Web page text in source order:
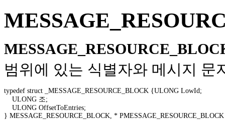
범위에 있는 식별자와 메시지 문
typedef struct _MESSAGE_RESOURCE_BLOCK {ULONG LowId;
    ULONG 조;
    ULONG OffsetToEntries;
} MESSAGE_RESOURCE_BLOCK, *